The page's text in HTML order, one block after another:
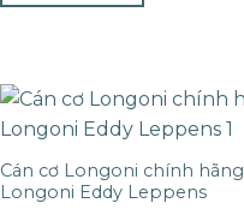
Cán cơ Longoni chính hãng
Longoni Eddy Leppens